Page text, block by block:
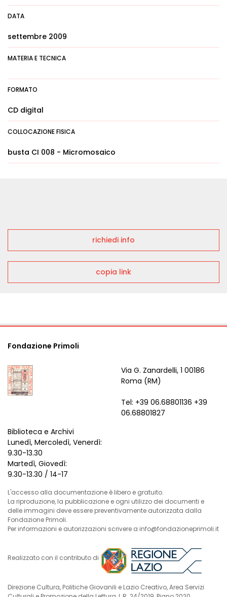
DATA
settembre 2009
MATERIA E TECNICA
FORMATO
CD digital
COLLOCAZIONE FISICA
busta CI 008 - Micromosaico
richiedi info
copia link
Fondazione Primoli
Via G. Zanardelli, 1 00186
Roma (RM)
Tel: +39 06.68801136 +39
06.68801827
Biblioteca e Archivi
Lunedì, Mercoledì, Venerdì:
9.30-13.30
Martedì, Giovedì:
9.30-13.30 / 14-17
L'accesso alla documentazione è libero e gratuito.
La riproduzione, la pubblicazione e ogni utilizzo dei documenti e
delle immagini deve essere preventivamente autorizzata dalla
Fondazione Primoli.
Per informazioni e autorizzazioni scrivere a info@fondazioneprimoli.it
Realizzato con il contributo di
Direzione Cultura, Politiche Giovanili e Lazio Creativo, Area Servizi